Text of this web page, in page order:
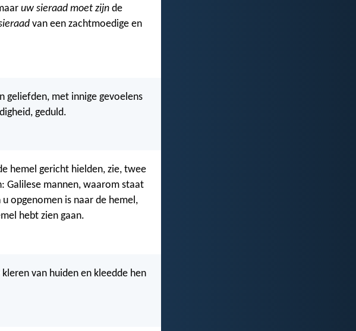
uw sieraad moet zijn de
van een zachtmoedige en
geliefden, met innige gevoelens
geduld.
hemel gericht hielden, zie, twee
Galilese mannen, waarom staat
opgenomen is naar de hemel,
hebt zien gaan.
van huiden en kleedde hen